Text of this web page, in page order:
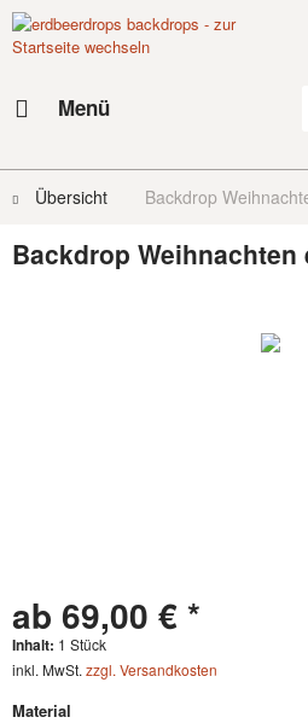
Menü
Übersicht Backdrop
Backdrop Weihnachten
ab 69,00 € *
Inhalt: 1 Stück
inkl. MwSt. zzgl. Versandkosten
Material